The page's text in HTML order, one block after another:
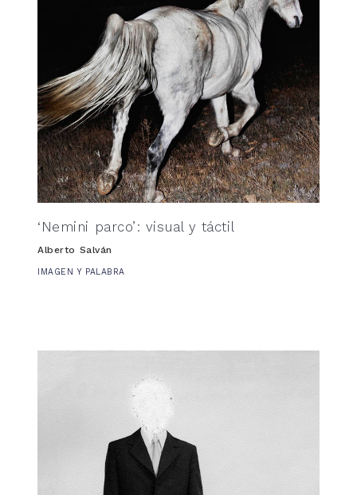
‘Nemini parco’: visual y táctil
Alberto Salván
IMAGEN Y PALABRA